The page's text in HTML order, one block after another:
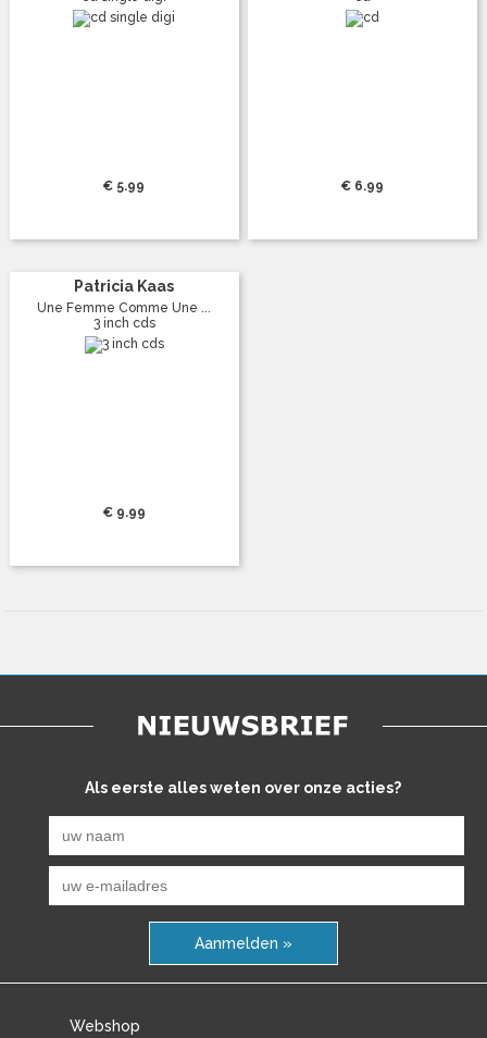
€ 5.99 € 6.99
Patricia Kaas
Une Femme Comme Une ...
3 inch cds
€ 9.99
Als eerste alles weten over onze acties?
Aanmelden »
Webshop